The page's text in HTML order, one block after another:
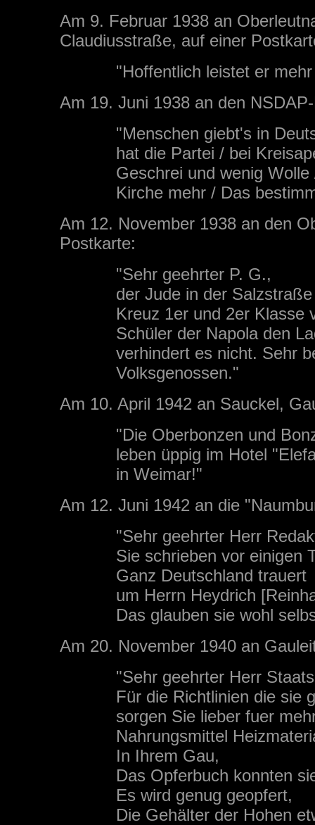
Am 9. Februar 1938 an
Claudiusstraße, auf einer
"Hoffentlich leistet er
Am 19. Juni 1938 an den
"Menschen giebt's in
hat die Partei / bei
Geschrei und wenig
Kirche mehr / Das
Am 12. November 1938 an den
Postkarte:
"Sehr geehrter P. G.,
der Jude in der
Kreuz 1er und 2er Klasse
Schüler der Napola den
verhindert es nicht. Sehr
Volksgenossen."
Am 10. April 1942 an Sauckel,
"Die Oberbonzen und
leben üppig im Hotel
in Weimar!"
Am 12. Juni 1942 an die
"Sehr geehrter Herr
Sie schrieben vor einigen
Ganz Deutschland trauert
um Herrn Heydrich
Das glauben sie wohl
Am 20. November 1940 an
"Sehr geehrter Herr
Für die Richtlinien die sie
sorgen Sie lieber fuer
Nahrungsmittel
In Ihrem Gau,
Das Opferbuch konnten
Es wird genug geopfert,
Die Gehälter der Hohen